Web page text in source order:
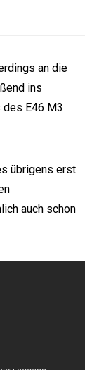
an die
ins
E46 M3
übrigens erst
auch schon